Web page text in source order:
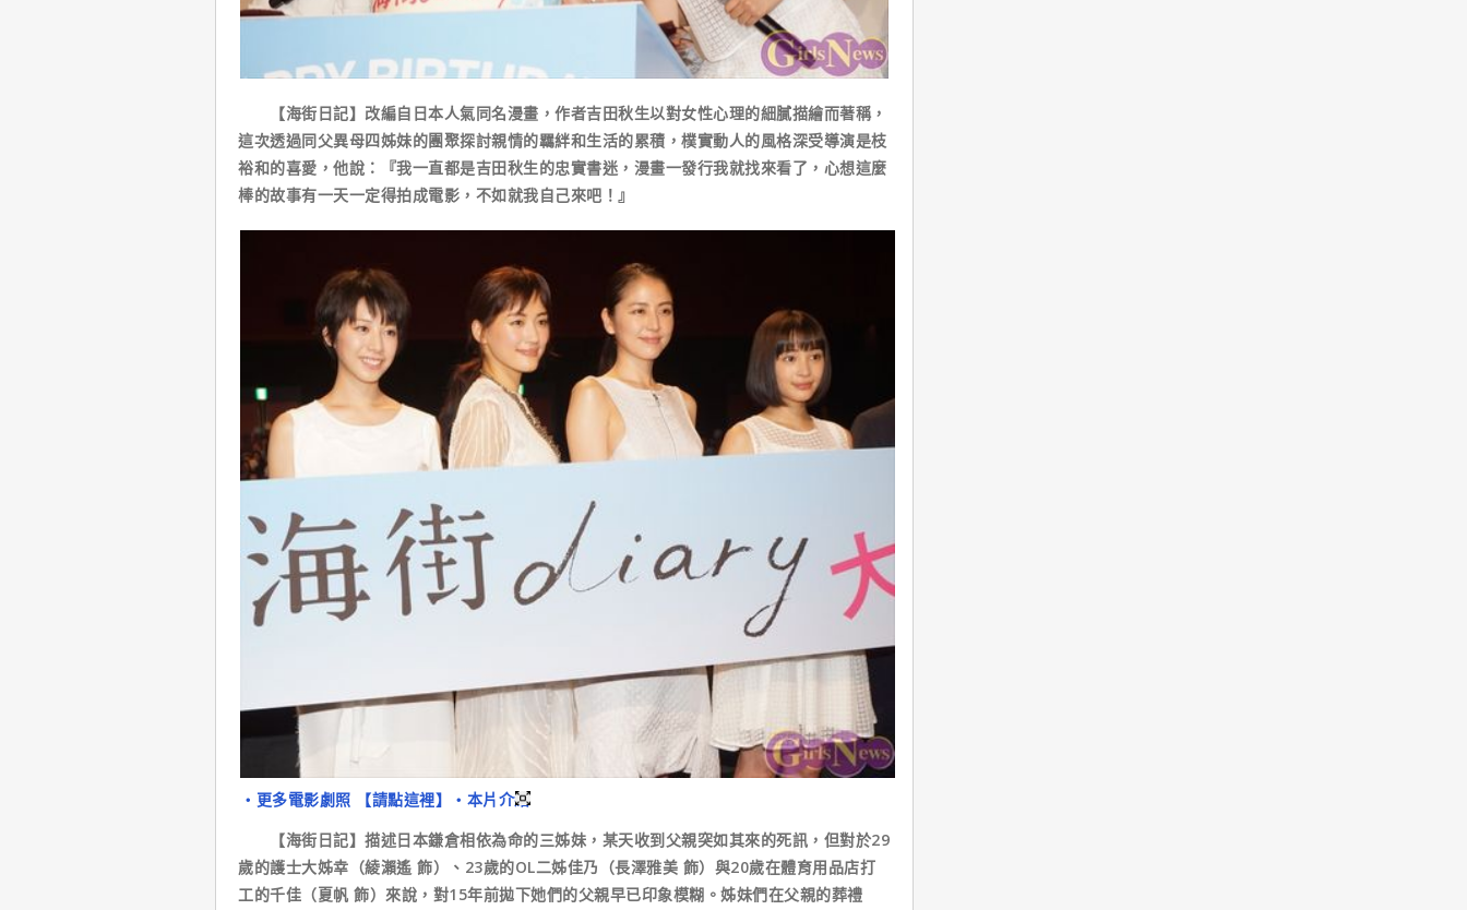
【海街日記】改編自日本人氣同名漫畫，作者吉田秋生以對女性心理的細膩描繪而著稱，
這次透過同父異母四姊妹的團聚探討親情的羈絆和生活的累積，樸實動人的風格深受導演是枝
裕和的喜愛，他說：『我一直都是吉田秋生的忠實書迷，漫畫一發行我就找來看了，心想這麼
棒的故事有一天一定得拍成電影，不如就我自己來吧！』
‧更多電影劇照 【請點這裡】
‧本片介紹
【海街日記】描述日本鎌倉相依為命的三姊妹，某天收到父親突如其來的死訊，但對於29
歲的護士大姊幸（綾瀨遙 飾）、23歲的OL二姊佳乃（長澤雅美 飾）與20歲在體育用品店打
工的千佳（夏帆 飾）來說，對15年前拋下她們的父親早已印象模糊。姊妹們在父親的葬禮